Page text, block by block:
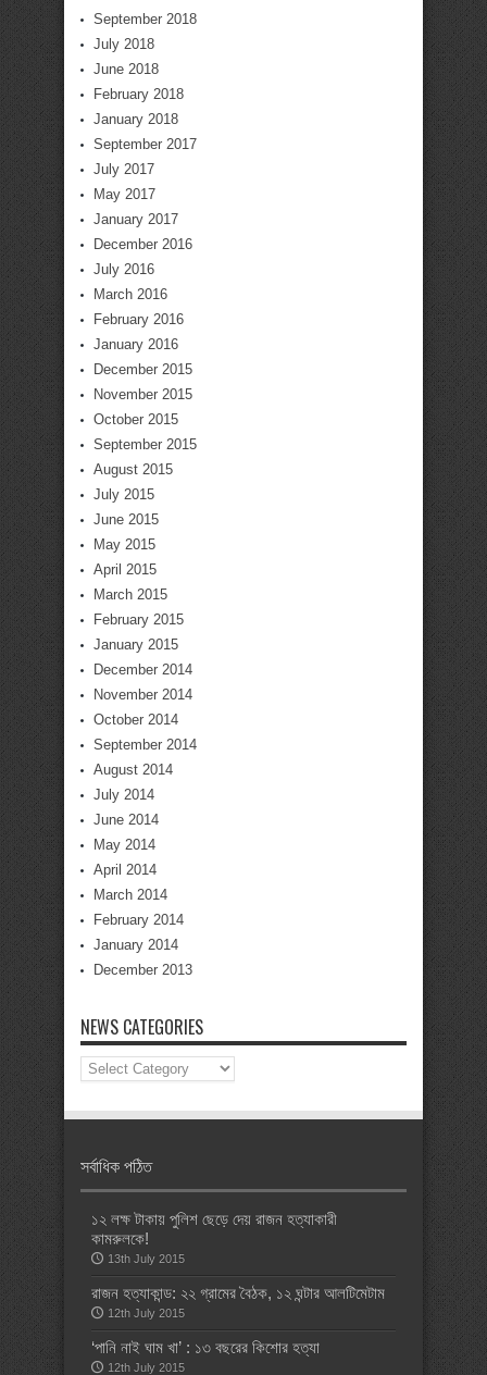
September 2018
July 2018
June 2018
February 2018
January 2018
September 2017
July 2017
May 2017
January 2017
December 2016
July 2016
March 2016
February 2016
January 2016
December 2015
November 2015
October 2015
September 2015
August 2015
July 2015
June 2015
May 2015
April 2015
March 2015
February 2015
January 2015
December 2014
November 2014
October 2014
September 2014
August 2014
July 2014
June 2014
May 2014
April 2014
March 2014
February 2014
January 2014
December 2013
NEWS CATEGORIES
News
Categories
সর্বাধিক পঠিত
১২ লক্ষ টাকায় পুলিশ ছেড়ে দেয় রাজন হত্যাকারী
কামরুলকে!
13th July 2015
রাজন হত্যাকান্ড: ২২ গ্রামের বৈঠক, ১২ ঘন্টার আলটিমেটাম
12th July 2015
‘পানি নাই ঘাম খা’ : ১৩ বছরের কিশোর হত্যা
12th July 2015